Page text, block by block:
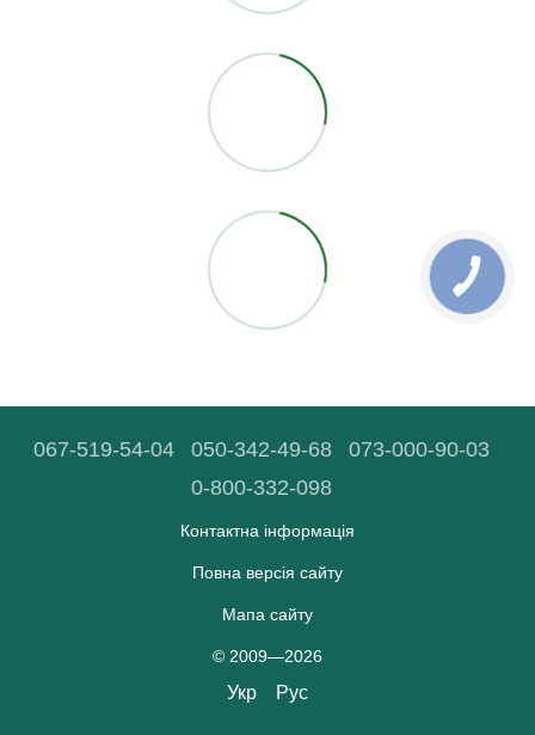
067-519-54-04 050-342-49-68
073-000-90-03
0-800-332-098
Контактна інформація
Повна версія сайту
Мапа сайту
© 2009—2026
Укр Рус